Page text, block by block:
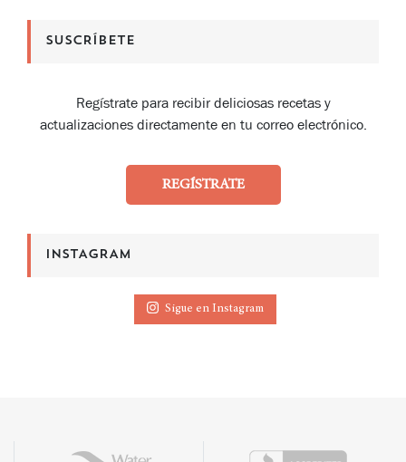
SUSCRÍBETE
Regístrate para recibir deliciosas recetas y
actualizaciones directamente en tu correo electrónico.
REGÍSTRATE
INSTAGRAM
Sigue en Instagram